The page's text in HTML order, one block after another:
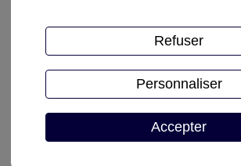
46.20
Week
78.54
€
198
Accepter
Refuser
Personnaliser